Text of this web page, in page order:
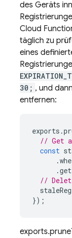
des Geräts
Cloud
täglich zu
eines
30; , und
entfernen:
exports .
// Get
const
.
.get
//
});